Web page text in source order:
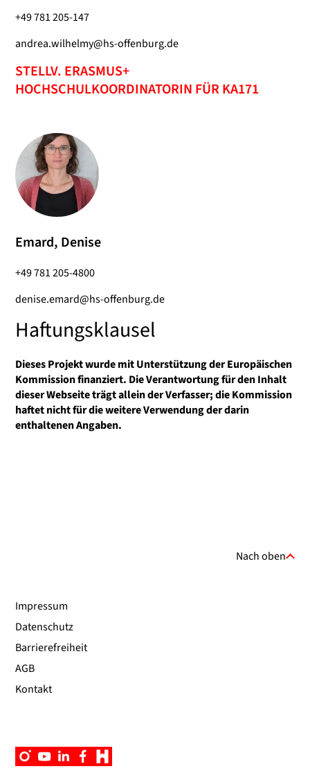
+49 781 205-147
andrea.wilhelmy@hs-offenburg.de
STELLV. ERASMUS+
HOCHSCHULKOORDINATORIN FÜR KA171
Emard, Denise
+49 781 205-4800
denise.emard@hs-offenburg.de
Haftungsklausel
Dieses Projekt wurde mit Unterstützung der Europäischen
Kommission finanziert. Die Verantwortung für den Inhalt
dieser Webseite trägt allein der Verfasser; die Kommission
haftet nicht für die weitere Verwendung der darin
enthaltenen Angaben.
Nach oben
Impressum
Datenschutz
Barrierefreiheit
AGB
Kontakt
Instagram
YouTubeLinkedinFacebookCampus